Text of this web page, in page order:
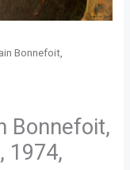
Bonnefoit,
Bonnefoit,
1974,